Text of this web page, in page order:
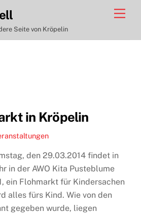
Seite von Kröpelin
in Kröpelin
den 29.03.2014 findet in
in der AWO Kita Pusteblume
ein Flohmarkt für Kindersachen
alles fürs Kind. Wie von den
gegeben wurde, liegen